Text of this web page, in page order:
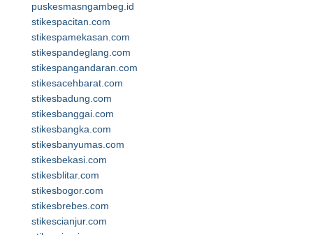
puskesmasngambeg.id
stikespacitan.com
stikespamekasan.com
stikespandeglang.com
stikespangandaran.com
stikesacehbarat.com
stikesbadung.com
stikesbanggai.com
stikesbangka.com
stikesbanyumas.com
stikesbekasi.com
stikesblitar.com
stikesbogor.com
stikesbrebes.com
stikescianjur.com